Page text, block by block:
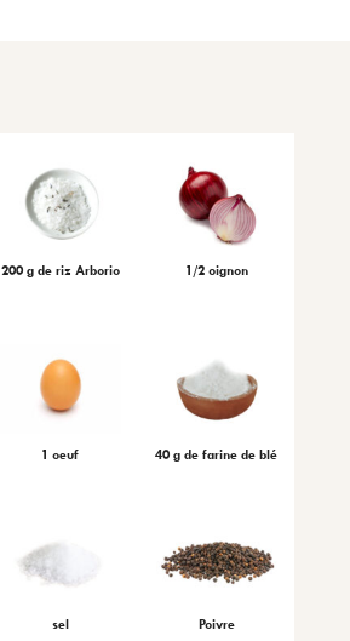
200 g de riz Arborio 1/2 oignon
1 oeuf 40 g de farine de blé
sel Poivre